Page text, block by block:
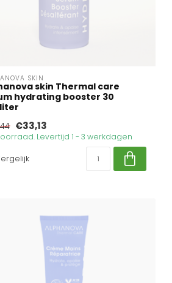
SKIN
skin Thermal care
hydrating booster 30
€33,13
Levertijd 1 - 3 werkdagen